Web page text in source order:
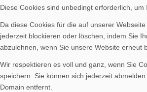
Mitgliedschaft
Diese Cookies sind unbedingt erforderlich,
Da diese Cookies für die auf unserer
jederzeit blockieren oder löschen, indem Sie
abzulehnen, wenn Sie unsere Website erneut
Wir respektieren es voll und ganz, wenn Sie
speichern. Sie können sich jederzeit
Domain entfernt.